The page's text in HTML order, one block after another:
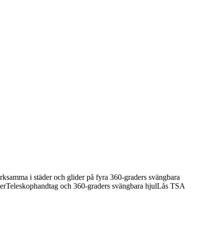
i städer och glider på fyra 360-graders svängbara
och 360-graders svängbara hjulLås TSA